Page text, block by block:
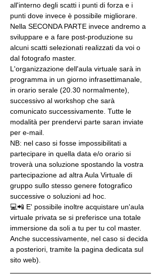
all'interno degli scatti i punti di forza e i
punti dove invece è possibile migliorare.
Nella SECONDA PARTE invece andremo a
sviluppare e a fare post-produzione su
alcuni scatti selezionati realizzati da voi o
dal fotografo master.
L'organizzazione dell'aula virtuale sarà in
programma in un giorno infrasettimanale,
in orario serale (20.30 normalmente),
successivo al workshop che sarà
comunicato successivamente. Tutte le
modalità per prendervi parte saran inviate
per e-mail.
NB: nel caso si fosse impossibilitati a
partecipare in quella data e/o orario si
troverà una soluzione spostando la vostra
partecipazione ad altra Aula Virtuale di
gruppo sullo stesso genere fotografico
successive o soluzioni ad hoc.
💻📲 E' possibile inoltre acquistare un'aula
virtuale privata se si preferisce una totale
immersione da soli a tu per tu col master.
Anche successivamente, nel caso si decida
a posteriori, tramite la pagina dedicata sul
sito web).